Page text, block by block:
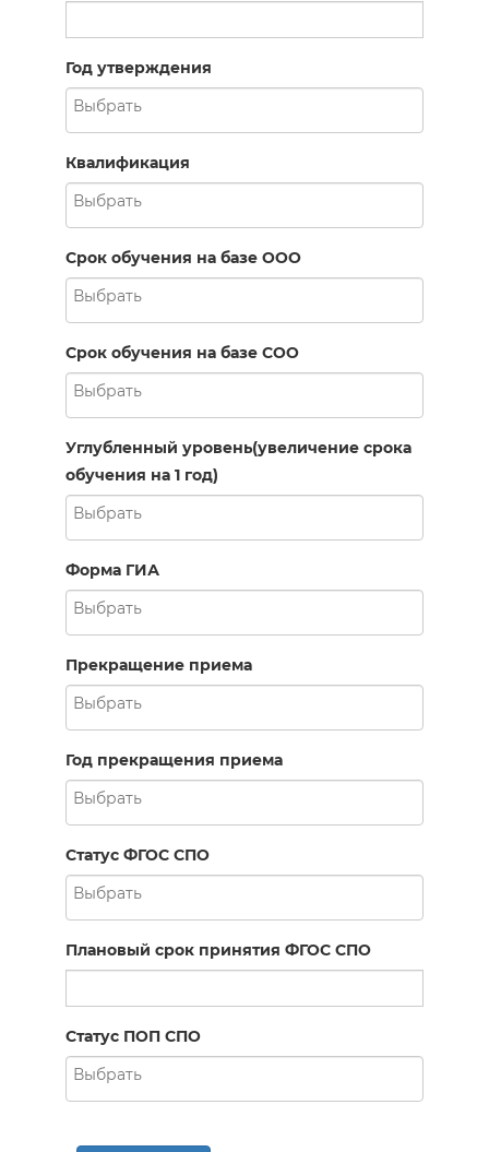
Год утверждения
Квалификация
Срок обучения на базе ООО
Срок обучения на базе СОО
Углубленный уровень(увеличение срока
обучения на 1 год)
Форма ГИА
Прекращение приема
Год прекращения приема
Статус ФГОС СПО
Плановый срок принятия ФГОС СПО
Статус ПОП СПО